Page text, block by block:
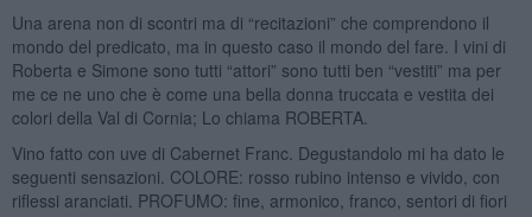
Una arena non di scontri ma di “recitazioni” che comprendono il
mondo del predicato, ma in questo caso il mondo del fare. I vini di
Roberta e Simone sono tutti “attori” sono tutti ben “vestiti” ma per
me ce ne uno che è come una bella donna truccata e vestita dei
colori della Val di Cornia; Lo chiama ROBERTA.
Vino fatto con uve di Cabernet Franc. Degustandolo mi ha dato le
seguenti sensazioni. COLORE: rosso rubino intenso e vivido, con
riflessi aranciati. PROFUMO: fine, armonico, franco, sentori di fiori